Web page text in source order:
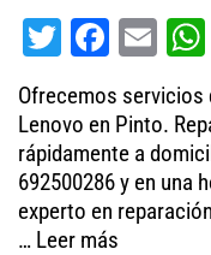
T
tt
er
Fa
bo
ok
E
m
ail
Ofrecemos servicios
Lenovo en Pinto.
rápidamente a
692500286 y en una
experto en
… Leer más